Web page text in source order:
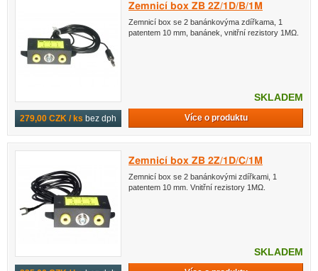
279,00 CZK / ks bez dph
Zemnicí box ZB 2Z/1D/B/1M
Zemnicí box se 2 banánkovýma zdířkama, 1
patentem 10 mm, banánek, vnitřní rezistory 1MΩ.
SKLADEM
Více o produktu
Zemnicí box ZB 2Z/1D/C/1M
Zemnicí box se 2 banánkovými zdířkami, 1
patentem 10 mm. Vnitřní rezistory 1MΩ.
SKLADEM